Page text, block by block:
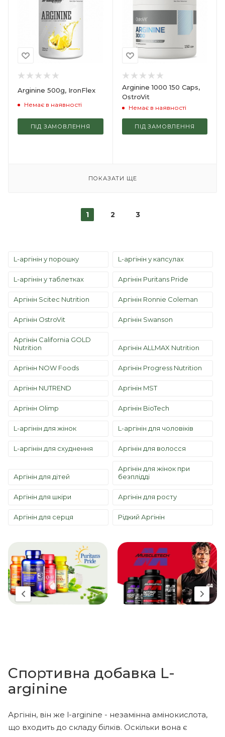
Arginine 500g, IronFlex
Немає в наявності
ПІД ЗАМОВЛЕННЯ
Arginine 1000 150 Caps,
OstroVit
Немає в наявності
ПІД ЗАМОВЛЕННЯ
ПОКАЗАТИ ЩЕ
1 2 3
L-аргінін у порошку L-аргінін у капсулах
L-аргінін у таблетках Аргінін Puritans Pride
Аргінін Scitec Nutrition Аргінін Ronnie Coleman
Аргінін OstroVit Аргінін Swanson
Аргінін California GOLD
Nutrition
Аргінін ALLMAX Nutrition
Аргінін NOW Foods Аргінін Progress Nutrition
Аргінін NUTREND Аргінін MST
Аргінін Olimp Аргінін BioTech
L-аргінін для жінок L-аргінін для чоловіків
L-аргінін для схуднення Аргінін для волосся
Аргінін для дітей
Аргінін для жінок при
безплідді
Аргінін для шкіри Аргінін для росту
Аргінін для серця Рідкий Аргінін
Спортивна добавка L-
arginine
Аргінін, він же l-arginine - незамінна амінокислота,
що входить до складу білків. Оскільки вона є